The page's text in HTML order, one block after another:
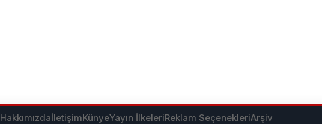
HakkımızdaİletişimKünyeYayın İlkeleriReklam SeçenekleriArşiv